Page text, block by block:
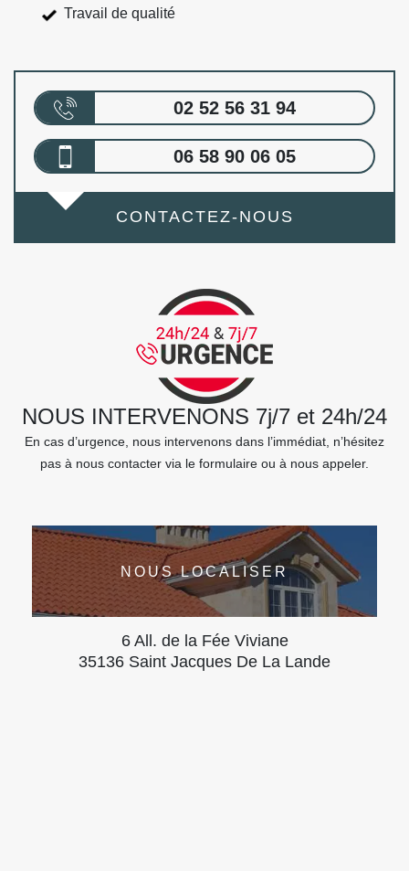
Travail de qualité
02 52 56 31 94
06 58 90 06 05
CONTACTEZ-NOUS
NOUS INTERVENONS 7j/7 et 24h/24
En cas d’urgence, nous intervenons dans l’immédiat, n’hésitez
pas à nous contacter via le formulaire ou à nous appeler.
NOUS LOCALISER
6 All. de la Fée Viviane
35136 Saint Jacques De La Lande